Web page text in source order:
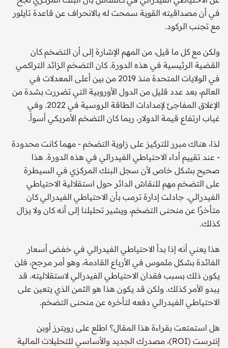
في أن مصداقيته القوية سمحت له بالانحراف عن قاعدة تايلور
مع تجنب الركود.
ولكن مع كل ما قيل، من المهم الإشارة إلى أن التضخم كان
القضية الرئيسية في هذه الدورة. كان التضخم الزائد التراكمي
في الولايات المتحدة منذ 2019 من بين أعلى المعدلات في
العالم، بعد عدد قليل من الدول الأوروبية التي تضررت بشدة من
الإغلاق المفاجئ لإمدادات الطاقة الروسية في 2022. وفي
غياب ارتفاع قيمة الدولار، ربما كان التضخم الأمريكي أسوأ.
لذا، هناك مبرر للتركيز على زاوية التضخم - مهما كانت محدودة
- عند تقييم أداء الاحتياطي الفيدرالي في هذه الدورة. هذا
صحيح بشكل خاص لأن سجل البنك المركزي في السيطرة
على التضخم مهم للنقاش الدائر حول استقلالية الاحتياطي
الفيدرالي. جادلت إدارة ترمب بأن الاحتياطي الفيدرالي كان
متأخرًا عن منحنى التضخم، ويشير تحليلنا إلى أنه كان ولا يزال
كذلك.
هذا يعني أنه إذا بدأ الاحتياطي الفيدرالي في خفض أسعار
الفائدة بشكل ملموس في الأرباع القادمة، وهو أمر مرجح، فلن
يكون ذلك بسبب فقدان الاحتياطي الفيدرالي لاستقلاليته. قد
يبدو الأمر كذلك. ولكن قد يكون هذا هو الثمن الذي يتعين على
الاحتياطي الفيدرالي دفعه لتأخره عن منحنى التضخم.
هل استمتعت بقراءة هذا المقال؟ اطلع على رويترز أوبن
إنترست (ROI)، مصدرك الجديد والأساسي للتحليلات المالية